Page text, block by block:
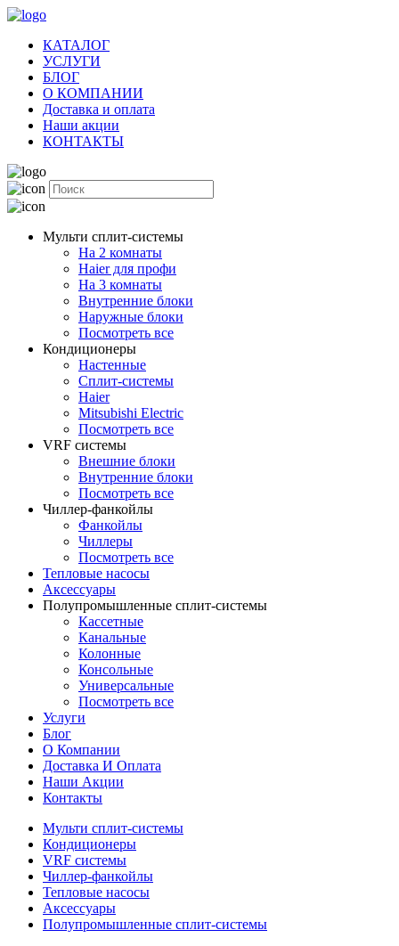
КАТАЛОГ
УСЛУГИ
БЛОГ
О КОМПАНИИ
Доставка и оплата
Наши акции
КОНТАКТЫ
Мульти сплит-системы
На 2 комнаты
Haier для профи
На 3 комнаты
Внутренние блоки
Наружные блоки
Посмотреть все
Кондиционеры
Настенные
Сплит-системы
Haier
Mitsubishi Electric
Посмотреть все
VRF системы
Внешние блоки
Внутренние блоки
Посмотреть все
Чиллер-фанкойлы
Фанкойлы
Чиллеры
Посмотреть все
Тепловые насосы
Аксессуары
Полупромышленные сплит-системы
Кассетные
Канальные
Колонные
Консольные
Универсальные
Посмотреть все
Услуги
Блог
О Компании
Доставка И Оплата
Наши Акции
Контакты
Мульти сплит-системы
Кондиционеры
VRF системы
Чиллер-фанкойлы
Тепловые насосы
Аксессуары
Полупромышленные сплит-системы